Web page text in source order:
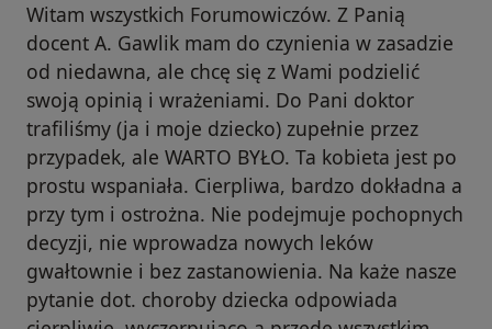
Witam wszystkich Forumowiczów. Z Panią
docent A. Gawlik mam do czynienia w zasadzie
od niedawna, ale chcę się z Wami podzielić
swoją opinią i wrażeniami. Do Pani doktor
trafiliśmy (ja i moje dziecko) zupełnie przez
przypadek, ale WARTO BYŁO. Ta kobieta jest po
prostu wspaniała. Cierpliwa, bardzo dokładna a
przy tym i ostrożna. Nie podejmuje pochopnych
decyzji, nie wprowadza nowych leków
gwałtownie i bez zastanowienia. Na każe nasze
pytanie dot. choroby dziecka odpowiada